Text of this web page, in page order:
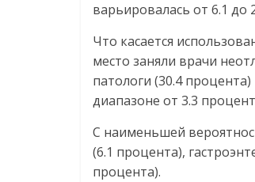
варьировалась от 6.1 до
Что касается
место заняли врачи
патологи (30.4
диапазоне от 3.3
С наименьшей
(6.1 процента),
процента).